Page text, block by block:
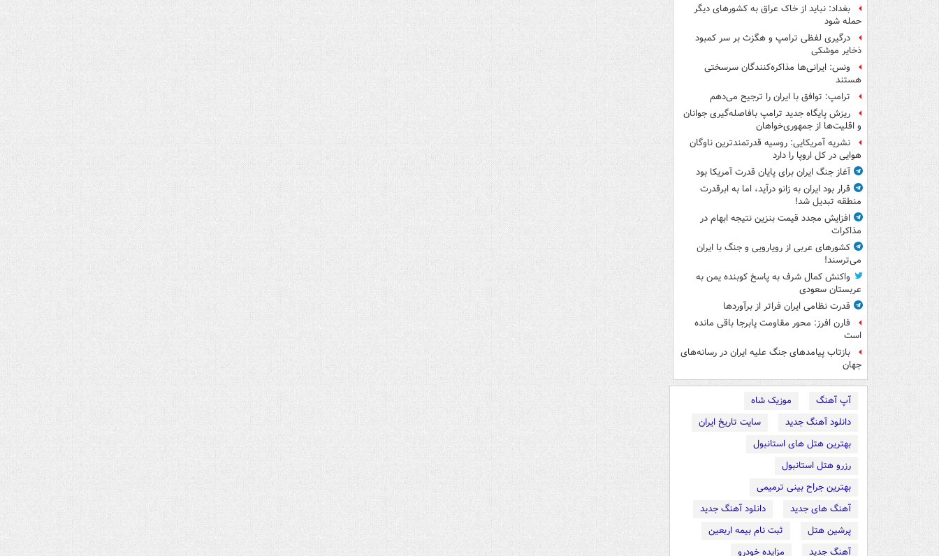
بغداد: نباید از خاک عراق به کشورهای دیگر
حمله شود
درگیری لفظی ترامپ و هگزث بر سر کمبود
ذخایر موشکی
ونس: ایرانی‌ها مذاکره‌کنندگان سرسختی
هستند
ترامپ: توافق با ایران را ترجیح می‌دهم
ریزش پایگاه جدید ترامپ بافاصله‌گیری جوانان
و اقلیت‌ها از جمهوری‌خواهان
نشریه آمریکایی: روسیه قدرتمندترین ناوگان
هوایی در کل اروپا را دارد
آغاز جنگ ایران برای پایان قدرت آمریکا بود
قرار بود ایران به زانو درآید، اما به ابرقدرت
منطقه تبدیل شد!
افزایش مجدد قیمت بنزین نتیجه ابهام در
مذاکرات
کشورهای عربی از رویارویی و جنگ با ایران
می‌ترسند!
واکنش کمال شرف به پاسخ کوبنده یمن به
عربستان سعودی
قدرت نظامی ایران فراتر از برآوردها
فارن افرز: محور مقاومت پابرجا باقی مانده
است
بازتاب پیامدهای جنگ علیه ایران در رسانه‌های
جهان
آپ آهنگ
موزیک شاه
دانلود آهنگ جدید
سایت تاریخ ایران
بهترین هتل های استانبول
رزرو هتل استانبول
بهترین جراح بینی ترمیمی
آهنگ های جدید
دانلود آهنگ جدید
پرشین هتل
ثبت نام بیمه اربعین
آهنگ جدید
مزایده خودرو